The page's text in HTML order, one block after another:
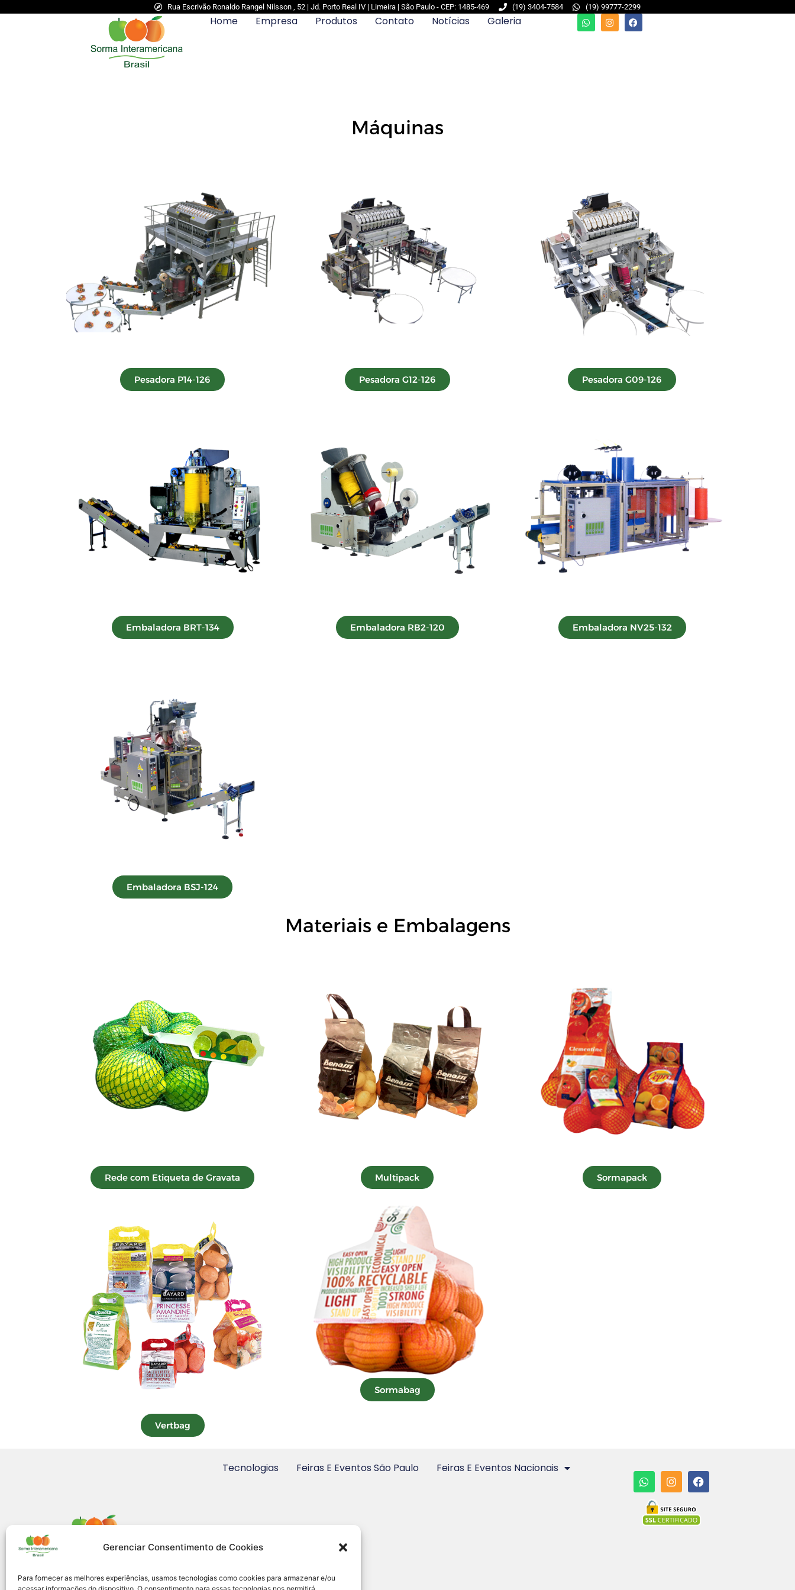
Gerenciar Consentimento de Cookies
Para fornecer as melhores experiências, usamos tecnologias como cookies para armazenar e/ou
Rua Escrivão Ronaldo Rangel Nilsson , 52 | Jd. Porto Real IV | Limeira | São Paulo - CEP: 1485-469 (19) 3404-7584 (19) 99777-2299
Home Empresa Produtos Contato Notícias Galeria
Máquinas
Pesadora P14-126 Pesadora G12-126 Pesadora G09-126
Embaladora BRT-134 Embaladora RB2-120 Embaladora NV25-132
Embaladora BSJ-124
Materiais e Embalagens
Rede com Etiqueta de Gravata Multipack Sormapack
Vertbag
Sormabag
Tecnologias Feiras E Eventos São Paulo Feiras E Eventos Nacionais